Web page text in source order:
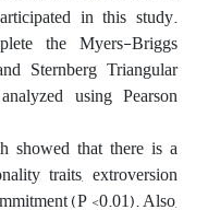
in this study.
the Myers-Briggs
Sternberg Triangular
using Pearson
showed that there is a
traits, extroversion
(P <0.01). Also,